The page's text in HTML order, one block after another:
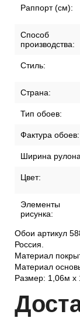
Раппорт (см):
Способ
производства:
Стиль:
Страна:
Тип обоев:
Фактура обоев:
Ширина
Цвет:
Элементы
рисунка:
Обои артикул
Россия.
Материал
Материал
Размер: 1,06м х
Дост